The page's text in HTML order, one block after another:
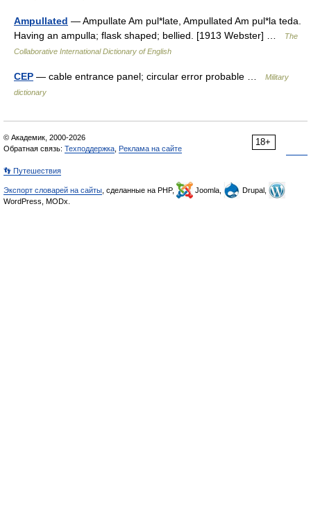
Ampullated — Ampullate Am pul*late, Ampullated Am pul*la teda.
Having an ampulla; flask shaped; bellied. [1913 Webster] …
The
Collaborative International Dictionary of English
CEP — cable entrance panel; circular error probable …
Military
dictionary
18+
© Академик, 2000-2026
Обратная связь: Техподдержка Реклама на сайте
👣 Путешествия
Экспорт словарей на сайты , сделанные на PHP, Joomla,
Drupal,
WordPress, MODx.